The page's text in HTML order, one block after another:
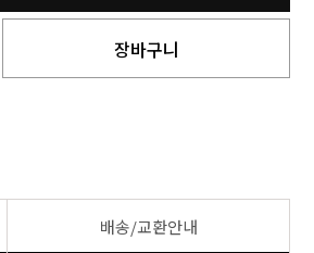
장바구니
배송/교환안내